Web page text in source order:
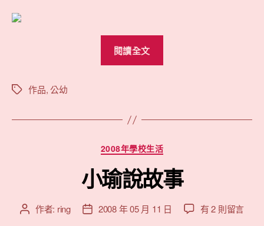
閱讀全文
節
片
與
樹
土
標
作品, 公幼
分
類
2008年學校生活
小瑜說故事
文 作者: ring
文 2008 年 05 月 11 日
在
有 2 則留言